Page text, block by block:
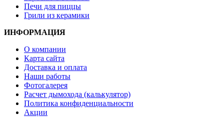
Печи для пиццы
Грили из керамики
ИНФОРМАЦИЯ
О компании
Карта сайта
Доставка и оплата
Наши работы
Фотогалерея
Расчет дымохода (калькулятор)
Политика конфиденциальности
Акции